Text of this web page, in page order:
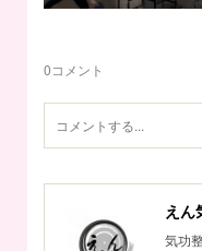
0コメント
気功